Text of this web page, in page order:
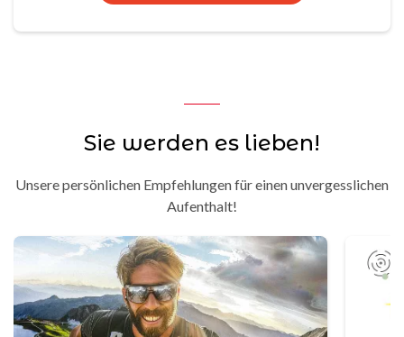
Sie werden es lieben!
Unsere persönlichen Empfehlungen für einen unvergesslichen
Aufenthalt!